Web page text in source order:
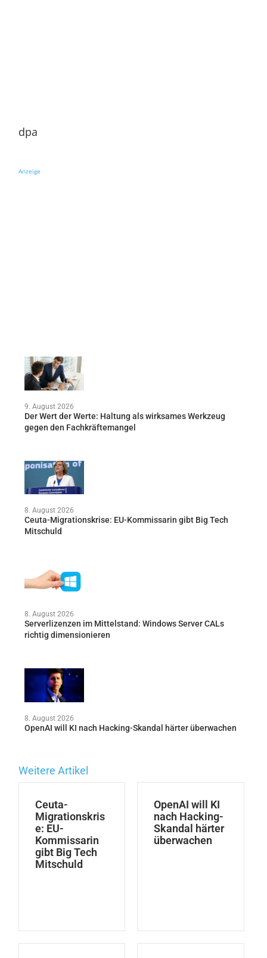
dpa
Anzeige
9. August 2026
Der Wert der Werte: Haltung als wirksames Werkzeug
gegen den Fachkräftemangel
8. August 2026
Ceuta-Migrationskrise: EU-Kommissarin gibt Big Tech
Mitschuld
8. August 2026
Serverlizenzen im Mittelstand: Windows Server CALs
richtig dimensionieren
8. August 2026
OpenAI will KI nach Hacking-Skandal härter überwachen
Weitere Artikel
Ceuta-
Migrationskris
e: EU-
Kommissarin
gibt Big Tech
Mitschuld
OpenAI will KI
nach Hacking-
Skandal härter
überwachen